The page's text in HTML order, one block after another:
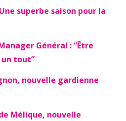
superbe saison pour la
Général : “Être
un tout”
nouvelle gardienne
Mélique, nouvelle